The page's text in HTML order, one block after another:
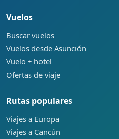
Vuelos
Buscar vuelos
Vuelos desde Asunción
Vuelo + hotel
Ofertas de viaje
Rutas populares
Viajes a Europa
Viajes a Cancún